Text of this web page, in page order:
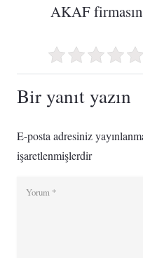
AKAF
Bir yanıt yazın
E-posta adresiniz
işaretlenmişlerdir